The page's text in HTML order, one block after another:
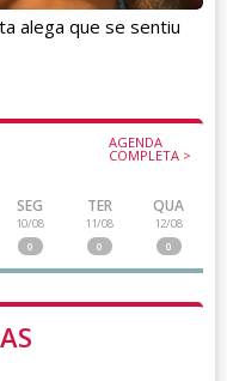
AGENDA
COMPLETA >
SEG
10/08
0
TER
11/08
0
QUA
12/08
0
alega que se sentiu